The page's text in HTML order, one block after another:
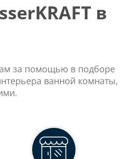
в
за помощью в подборе
ванной комнаты,